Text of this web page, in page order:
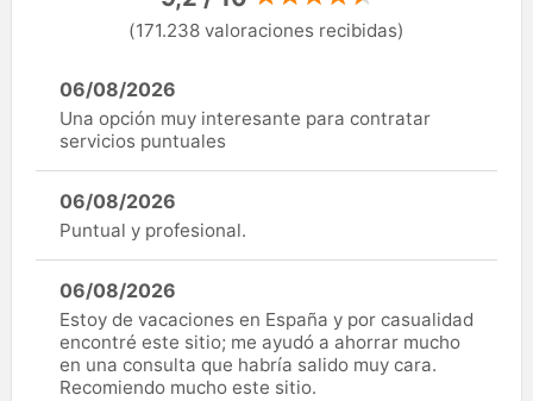
(171.238 valoraciones recibidas)
06/08/2026
Una opción muy interesante para contratar
servicios puntuales
06/08/2026
Puntual y profesional.
06/08/2026
Estoy de vacaciones en España y por casualidad
encontré este sitio; me ayudó a ahorrar mucho
en una consulta que habría salido muy cara.
Recomiendo mucho este sitio.